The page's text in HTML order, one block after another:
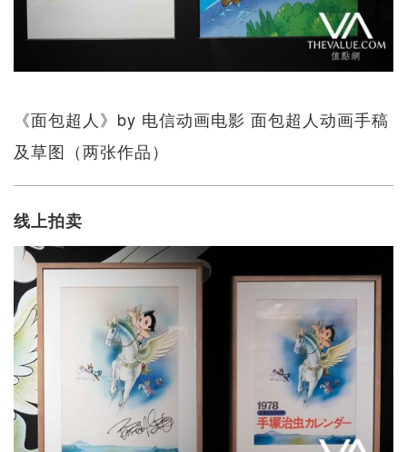
《面包超人》by 电信动画电影 面包超人动画手稿
及草图（两张作品）
线上拍卖